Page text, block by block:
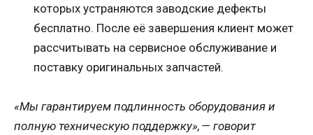
которых устраняются заводские дефекты
бесплатно. После её завершения клиент может
рассчитывать на сервисное обслуживание и
поставку оригинальных запчастей.
«Мы гарантируем подлинность оборудования и
полную техническую поддержку», — говорит